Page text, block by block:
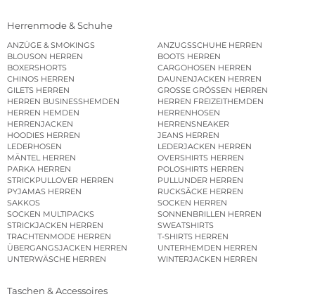
Herrenmode & Schuhe
ANZÜGE & SMOKINGS
ANZUGSSCHUHE HERREN
BLOUSON HERREN
BOOTS HERREN
BOXERSHORTS
CARGOHOSEN HERREN
CHINOS HERREN
DAUNENJACKEN HERREN
GILETS HERREN
GROSSE GRÖSSEN HERREN
HERREN BUSINESSHEMDEN
HERREN FREIZEITHEMDEN
HERREN HEMDEN
HERRENHOSEN
HERRENJACKEN
HERRENSNEAKER
HOODIES HERREN
JEANS HERREN
LEDERHOSEN
LEDERJACKEN HERREN
MÄNTEL HERREN
OVERSHIRTS HERREN
PARKA HERREN
POLOSHIRTS HERREN
STRICKPULLOVER HERREN
PULLUNDER HERREN
PYJAMAS HERREN
RUCKSÄCKE HERREN
SAKKOS
SOCKEN HERREN
SOCKEN MULTIPACKS
SONNENBRILLEN HERREN
STRICKJACKEN HERREN
SWEATSHIRTS
TRACHTENMODE HERREN
T-SHIRTS HERREN
ÜBERGANGSJACKEN HERREN
UNTERHEMDEN HERREN
UNTERWÄSCHE HERREN
WINTERJACKEN HERREN
Taschen & Accessoires